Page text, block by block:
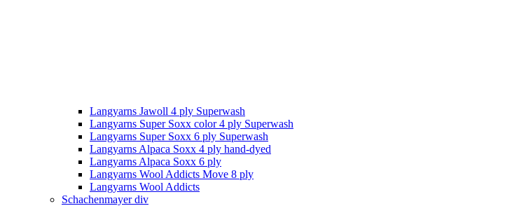
Langyarns Jawoll 4 ply Superwash
Langyarns Super Soxx color 4 ply Superwash
Langyarns Super Soxx 6 ply Superwash
Langyarns Alpaca Soxx 4 ply hand-dyed
Langyarns Alpaca Soxx 6 ply
Langyarns Wool Addicts Move 8 ply
Langyarns Wool Addicts
Schachenmayer div